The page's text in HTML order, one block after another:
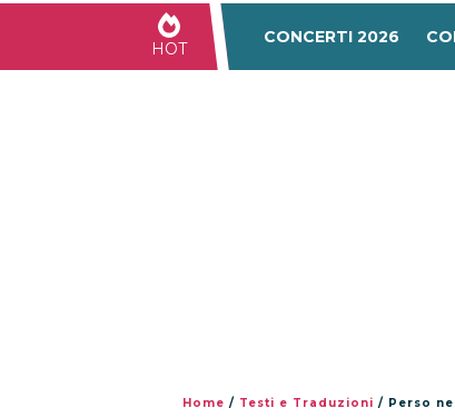
HOT
CONCERTI 2026
Home / Testi e Traduzioni / Perso